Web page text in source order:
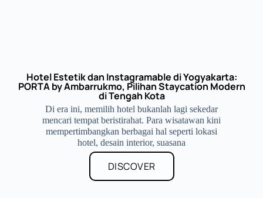
Hotel Estetik dan Instagramable di Yogyakarta:
PORTA by Ambarrukmo, Pilihan Staycation Modern
di Tengah Kota
Di era ini, memilih hotel bukanlah lagi sekedar
mencari tempat beristirahat. Para wisatawan kini
mempertimbangkan berbagai hal seperti lokasi
hotel, desain interior, suasana
DISCOVER